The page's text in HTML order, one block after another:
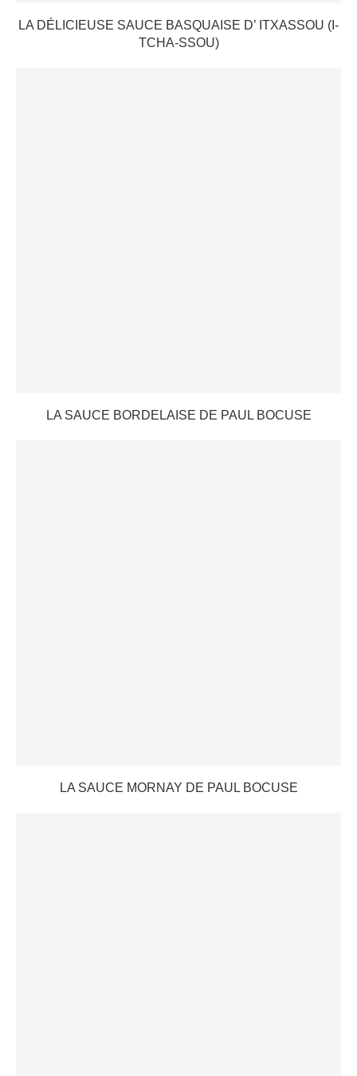
LA DÉLICIEUSE SAUCE BASQUAISE D’ ITXASSOU (I-
TCHA-SSOU)
LA SAUCE BORDELAISE DE PAUL BOCUSE
LA SAUCE MORNAY DE PAUL BOCUSE